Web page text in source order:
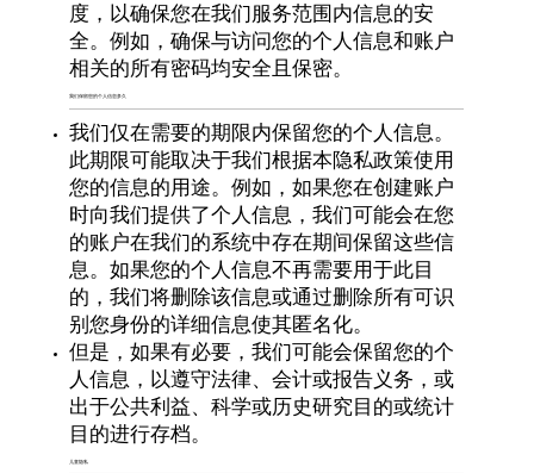
度，以确保您在我们服务范围内信息的安
全。例如，确保与访问您的个人信息和账户
相关的所有密码均安全且保密。
我们保留您的个人信息多久
我们仅在需要的期限内保留您的个人信息。
此期限可能取决于我们根据本隐私政策使用
您的信息的用途。例如，如果您在创建账户
时向我们提供了个人信息，我们可能会在您
的账户在我们的系统中存在期间保留这些信
息。如果您的个人信息不再需要用于此目
的，我们将删除该信息或通过删除所有可识
别您身份的详细信息使其匿名化。
但是，如果有必要，我们可能会保留您的个
人信息，以遵守法律、会计或报告义务，或
出于公共利益、科学或历史研究目的或统计
目的进行存档。
儿童隐私